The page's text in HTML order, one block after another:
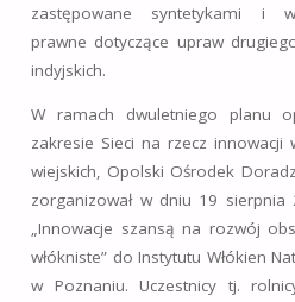
zastępowane syntetykami i
prawne dotyczące upraw
indyjskich.
W ramach dwuletniego planu
zakresie Sieci na rzecz
wiejskich, Opolski Ośrodek
zorganizował w dniu 19
„Innowacje szansą na rozwój
włókniste” do Instytutu Włókien
w Poznaniu. Uczestnicy tj.